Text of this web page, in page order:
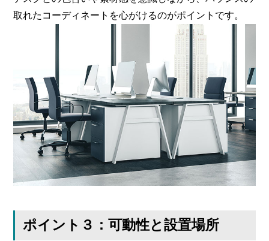
取れたコーディネートを心がけるのがポイントです。
ポイント３：可動性と設置場所